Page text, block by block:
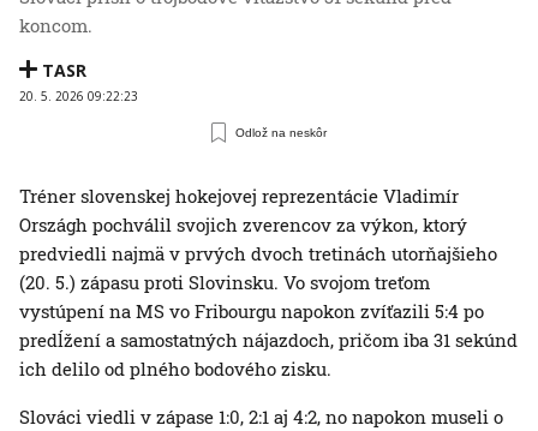
koncom.
TASR
20. 5. 2026 09:22:23
Odlož na neskôr
Tréner slovenskej hokejovej reprezentácie Vladimír
Országh pochválil svojich zverencov za výkon, ktorý
predviedli najmä v prvých dvoch tretinách utorňajšieho
(20. 5.) zápasu proti Slovinsku. Vo svojom treťom
vystúpení na MS vo Fribourgu napokon zvíťazili 5:4 po
predĺžení a samostatných nájazdoch, pričom iba 31 sekúnd
ich delilo od plného bodového zisku.
Slováci viedli v zápase 1:0, 2:1 aj 4:2, no napokon museli o